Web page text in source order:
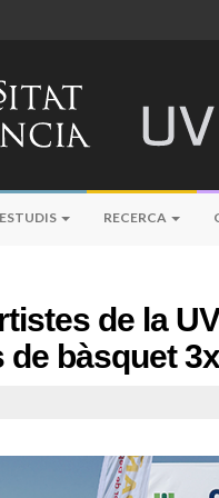
ESTUDIS RECERCA
de la
de bàsquet